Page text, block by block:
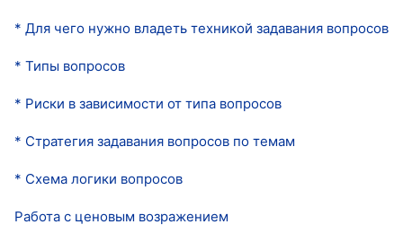
* Для чего нужно владеть техникой задавания вопросов
* Типы вопросов
* Риски в зависимости от типа вопросов
* Стратегия задавания вопросов по темам
* Схема логики вопросов
Работа с ценовым возражением